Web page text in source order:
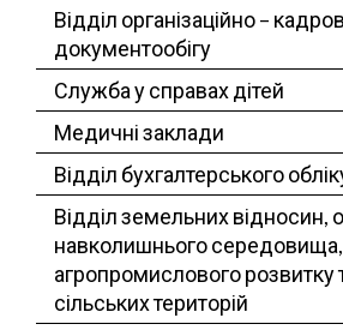
Відділ організаційно –
документообігу
Служба у справах дітей
Медичні заклади
Відділ бухгалтерського
Відділ земельних відносин,
навколишнього середовища,
агропромислового розвитку
сільських територій